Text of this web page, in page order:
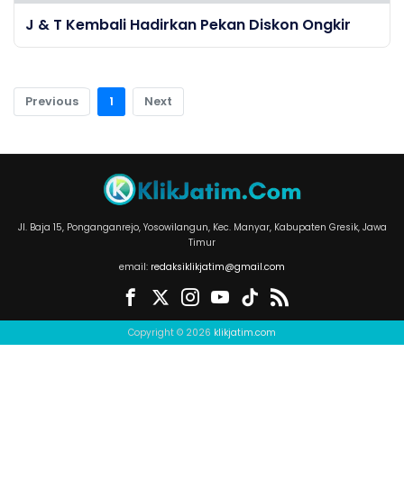
J & T Kembali Hadirkan Pekan Diskon Ongkir
Previous 1 Next
Jl. Baja 15, Ponganganrejo, Yosowilangun, Kec. Manyar, Kabupaten Gresik, Jawa
Timur
email: redaksiklikjatim@gmail.com
Copyright © 2026 klikjatim.com